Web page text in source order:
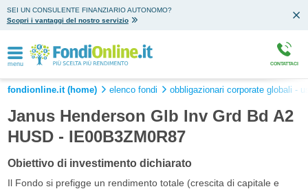
SEI UN CONSULENTE FINANZIARIO AUTONOMO?
Scopri i vantaggi del nostro servizio
menu CONTATTACI
fondionline.it (home) elenco fondi obbligazionari corporate globali -
Janus Henderson Glb Inv Grd Bd A2
HUSD - IE00B3ZM0R87
Obiettivo di investimento dichiarato
Il Fondo si prefigge un rendimento totale (crescita di capitale e